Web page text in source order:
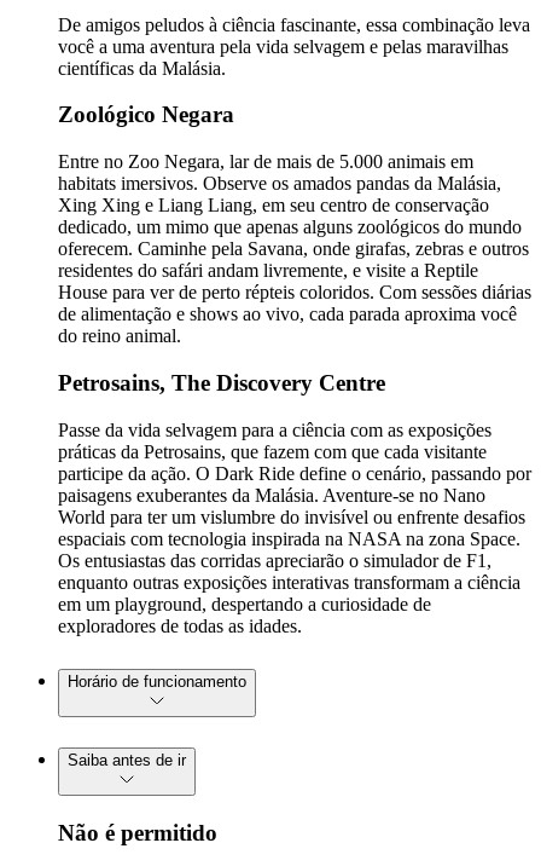
De amigos peludos à ciência fascinante, essa combinação leva
você a uma aventura pela vida selvagem e pelas maravilhas
científicas da Malásia.
Zoológico Negara
Entre no Zoo Negara, lar de mais de 5.000 animais em
habitats imersivos. Observe os amados pandas da Malásia,
Xing Xing e Liang Liang, em seu centro de conservação
dedicado, um mimo que apenas alguns zoológicos do mundo
oferecem. Caminhe pela Savana, onde girafas, zebras e outros
residentes do safári andam livremente, e visite a Reptile
House para ver de perto répteis coloridos. Com sessões diárias
de alimentação e shows ao vivo, cada parada aproxima você
do reino animal.
Petrosains, The Discovery Centre
Passe da vida selvagem para a ciência com as exposições
práticas da Petrosains, que fazem com que cada visitante
participe da ação. O Dark Ride define o cenário, passando por
paisagens exuberantes da Malásia. Aventure-se no Nano
World para ter um vislumbre do invisível ou enfrente desafios
espaciais com tecnologia inspirada na NASA na zona Space.
Os entusiastas das corridas apreciarão o simulador de F1,
enquanto outras exposições interativas transformam a ciência
em um playground, despertando a curiosidade de
exploradores de todas as idades.
Horário de funcionamento
Saiba antes de ir
Não é permitido